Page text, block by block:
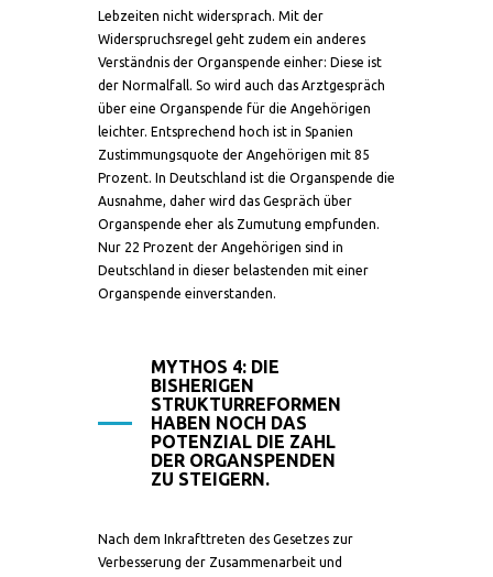
Lebzeiten nicht widersprach. Mit der
Widerspruchsregel geht zudem ein anderes
Verständnis der Organspende einher: Diese ist
der Normalfall. So wird auch das Arztgespräch
über eine Organspende für die Angehörigen
leichter. Entsprechend hoch ist in Spanien
Zustimmungsquote der Angehörigen mit 85
Prozent. In Deutschland ist die Organspende die
Ausnahme, daher wird das Gespräch über
Organspende eher als Zumutung empfunden.
Nur 22 Prozent der Angehörigen sind in
Deutschland in dieser belastenden mit einer
Organspende einverstanden.
MYTHOS 4: DIE
BISHERIGEN
STRUKTURREFORMEN
HABEN NOCH DAS
POTENZIAL DIE ZAHL
DER ORGANSPENDEN
ZU STEIGERN.
Nach dem Inkrafttreten des Gesetzes zur
Verbesserung der Zusammenarbeit und